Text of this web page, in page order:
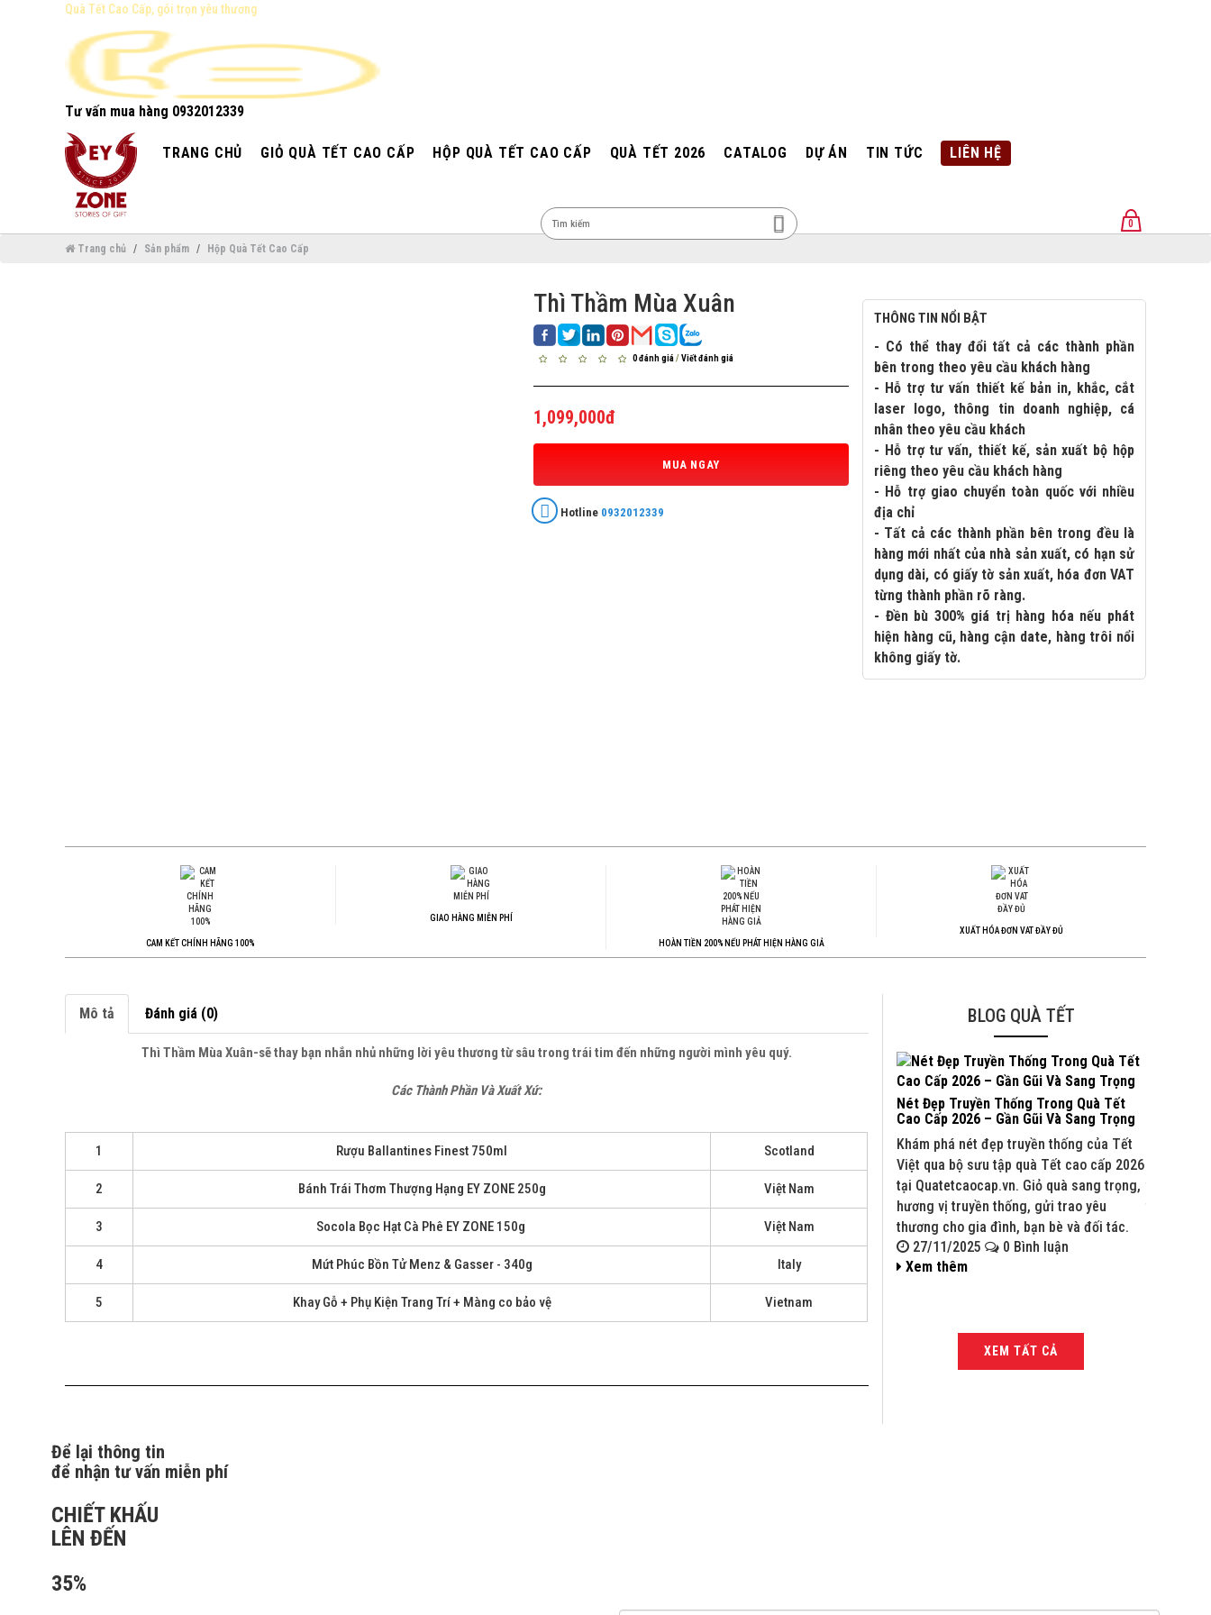
Quà Tết Cao Cấp, gói trọn yêu thương
Tư vấn mua hàng 0932012339
TRANG CHỦ GIỎ QUÀ TẾT CAO CẤP HỘP QUÀ TẾT CAO CẤP QUÀ TẾT 2026 CATALOG DỰ ÁN TIN TỨC LIÊN HỆ
MENU
0
Trang chủ
Sản phẩm Hộp Quà Tết Cao Cấp
Thì Thầm Mùa Xuân
0 đánh giá/Viết đánh giá
1,099,000đ
MUA NGAY
Hotline 0932012339
THÔNG TIN NỔI BẬT
- Có thể thay đổi tất cả các thành phần
bên trong theo yêu cầu khách hàng
- Hỗ trợ tư vấn thiết kế bản in, khắc, cắt
laser logo, thông tin doanh nghiệp, cá
nhân theo yêu cầu khách
- Hỗ trợ tư vấn, thiết kế, sản xuất bộ hộp
riêng theo yêu cầu khách hàng
- Hỗ trợ giao chuyển toàn quốc với nhiều
địa chỉ
- Tất cả các thành phần bên trong đều là
hàng mới nhất của nhà sản xuất, có hạn sử
dụng dài, có giấy tờ sản xuất, hóa đơn VAT
từng thành phần rõ ràng.
- Đền bù 300% giá trị hàng hóa nếu phát
hiện hàng cũ, hàng cận date, hàng trôi nổi
không giấy tờ.
CAM KẾT CHÍNH HÃNG 100%
GIAO HÀNG MIỄN PHÍ
HOÀN TIỀN 200% NẾU PHÁT HIỆN HÀNG GIẢ
XUẤT HÓA ĐƠN VAT ĐẦY ĐỦ
Mô tả Đánh giá (0)
Thì Thầm Mùa Xuân-sẽ thay bạn nhắn nhủ những lời yêu thương từ sâu trong trái tim đến những người mình yêu quý.
Các Thành Phần Và Xuất Xứ:
1 Rượu Ballantines Finest 750ml Scotland
2 Bánh Trái Thơm Thượng Hạng EY ZONE 250g Việt Nam
3 Socola Bọc Hạt Cà Phê EY ZONE 150g Việt Nam
4 Mứt Phúc Bồn Tử Menz & Gasser - 340g Italy
5 Khay Gỗ + Phụ Kiện Trang Trí + Màng co bảo vệ Vietnam
BLOG QUÀ TẾT
Nét Đẹp Truyền Thống Trong Quà Tết
Cao Cấp 2026 – Gần Gũi Và Sang Trọng
Khám phá nét đẹp truyền thống của Tết
Việt qua bộ sưu tập quà Tết cao cấp 2026
tại Quatetcaocap.vn. Giỏ quà sang trọng,
hương vị truyền thống, gửi trao yêu
thương cho gia đình, bạn bè và đối tác.
27/11/2025
0 Bình luận
Xem thêm
XEM TẤT CẢ
Để lại thông tin
để nhận tư vấn miễn phí
CHIẾT KHẤU
LÊN ĐẾN
35%